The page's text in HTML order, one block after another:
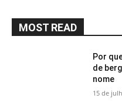
MOST READ
Por
de
nome
15 de